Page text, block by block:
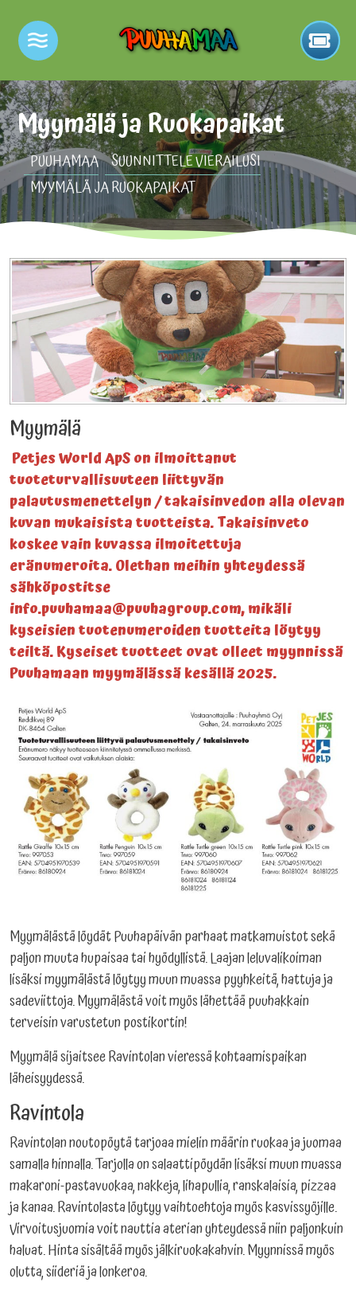
Myymälä ja Ruokapaikat
PUUHAMAA SUUNNITTELE VIERAILUSI
MYYMÄLÄ JA RUOKAPAIKAT
Myymälä
Petjes World ApS on ilmoittanut
tuoteturvallisuuteen liittyvän
palautusmenettelyn / takaisinvedon alla olevan
kuvan mukaisista tuotteista. Takaisinveto
koskee vain kuvassa ilmoitettuja
eränumeroita. Olethan meihin yhteydessä
sähköpostitse
info.puuhamaa@puuhagroup.com, mikäli
kyseisien tuotenumeroiden tuotteita löytyy
teiltä. Kyseiset tuotteet ovat olleet myynnissä
Puuhamaan myymälässä kesällä 2025.
Myymälästä löydät Puuhapäivän parhaat matkamuistot sekä
paljon muuta hupaisaa tai hyödyllistä. Laajan leluvalikoiman
lisäksi myymälästä löytyy muun muassa pyyhkeitä, hattuja ja
sadeviittoja. Myymälästä voit myös lähettää puuhakkain
terveisin varustetun postikortin!
Myymälä sijaitsee Ravintolan vieressä kohtaamispaikan
läheisyydessä.
Ravintola
Ravintolan noutopöytä tarjoaa mielin määrin ruokaa ja juomaa
samalla hinnalla. Tarjolla on salaattipöydän lisäksi muun muassa
makaroni-pastavuokaa, nakkeja, lihapullia, ranskalaisia, pizzaa
ja kanaa. Ravintolasta löytyy vaihtoehtoja myös kasvissyöjille.
Virvoitusjuomia voit nauttia aterian yhteydessä niin paljonkuin
haluat. Hinta sisältää myös jälkiruokakahvin. Myynnissä myös
olutta, siideriä ja lonkeroa.